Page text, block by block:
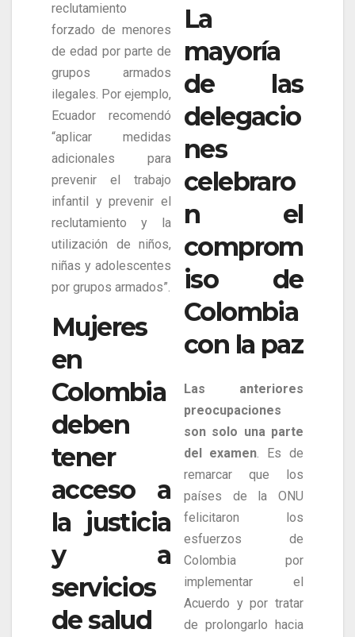
reclutamiento
forzado de menores
de edad por parte de
grupos armados
ilegales. Por ejemplo,
Ecuador recomendó
“aplicar medidas
adicionales para
prevenir el trabajo
infantil y prevenir el
reclutamiento y la
utilización de niños,
niñas y adolescentes
por grupos armados”.
Mujeres
en
Colombia
deben
tener
acceso a
la justicia
y a
servicios
de salud
La
mayoría
de las
delegacio
nes
celebraro
n el
comprom
iso de
Colombia
con la paz
Las anteriores
preocupaciones
son solo una parte
del examen. Es de
remarcar que los
países de la ONU
felicitaron los
esfuerzos de
Colombia por
implementar el
Acuerdo y por tratar
de prolongarlo hacia